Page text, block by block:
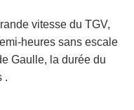
vitesse du TGV,
heures sans escale
Gaulle, la durée du
.